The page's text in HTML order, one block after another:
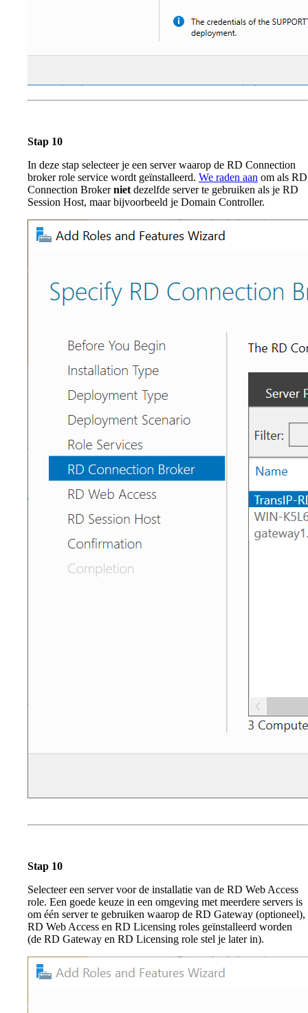
Stap 10
In deze stap selecteer je een server waarop de RD Connection
broker role service wordt geïnstalleerd. We raden aan om als RD
Connection Brokerniet dezelfde server te gebruiken als je RD
Session Host, maar bijvoorbeeld je Domain Controller.
Stap 10
Selecteer een server voor de installatie van de RD Web Access
role. Een goede keuze in een omgeving met meerdere servers is
om één server te gebruiken waarop de RD Gateway (optioneel),
RD Web Access en RD Licensing roles geïnstalleerd worden
(de RD Gateway en RD Licensing role stel je later in).